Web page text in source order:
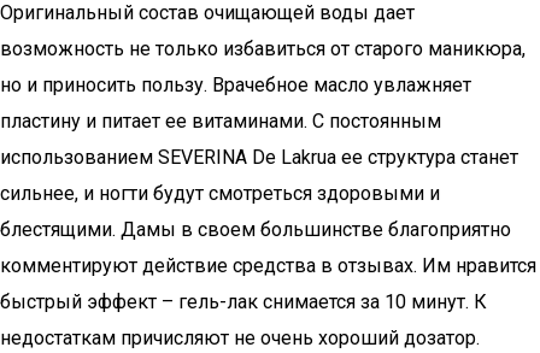
Оригинальный состав очищающей воды дает
возможность не только избавиться от старого маникюра,
но и приносить пользу. Врачебное масло увлажняет
пластину и питает ее витаминами. С постоянным
использованием SEVERINA De Lakrua ее структура станет
сильнее, и ногти будут смотреться здоровыми и
блестящими. Дамы в своем большинстве благоприятно
комментируют действие средства в отзывах. Им нравится
быстрый эффект – гель-лак снимается за 10 минут. К
недостаткам причисляют не очень хороший дозатор.